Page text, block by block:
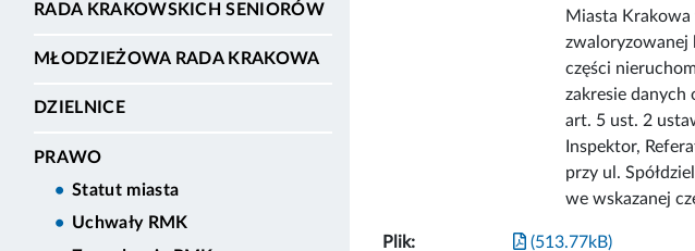
RADA KRAKOWSKICH SENIORÓW
MŁODZIEŻOWA RADA KRAKOWA
DZIELNICE
PRAWO
Statut miasta
Uchwały RMK
Miasta Krakowa
zwaloryzowanej
części
zakresie
art. 5 ust. 2
Inspektor,
przy ul.
we wskazanej
Plik: (513.77kB)